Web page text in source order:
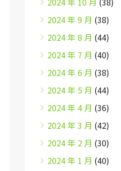
2024 年 9 月 (38)
2024 年 8 月 (44)
2024 年 7 月 (40)
2024 年 6 月 (38)
2024 年 5 月 (44)
2024 年 4 月 (36)
2024 年 3 月 (42)
2024 年 2 月 (30)
2024 年 1 月 (40)